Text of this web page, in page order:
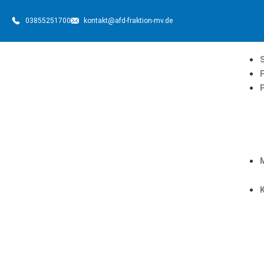
03855251700 kontakt@afd-fraktion-mv.de